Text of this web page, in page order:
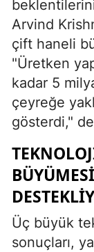
Arvind
çift haneli
"Üretken
kadar 5
çeyreğe
gösterdi,"
Üç büyük
sonuçları,